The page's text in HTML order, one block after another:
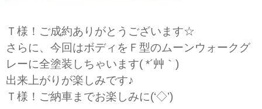
Ｔ様！ご成約ありがとうございます☆
さらに、今回はボディをＦ型のムーンウォークグ
レーに全塗装しちゃいます( *´艸｀)
出来上がりが楽しみです♪
Ｔ様！ご納車までお楽しみに(‘◇’)ゞ